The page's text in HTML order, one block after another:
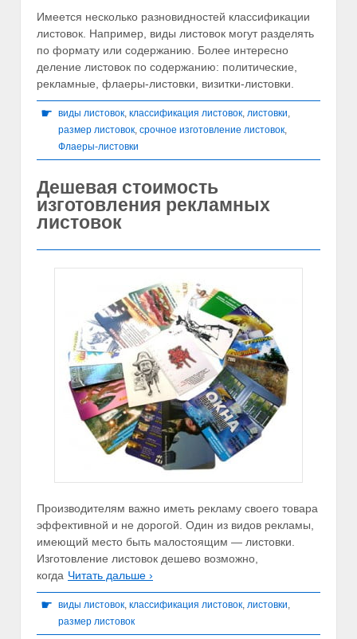
Имеется несколько разновидностей классификации
листовок. Например, виды листовок могут разделять
по формату или содержанию. Более интересно
деление листовок по содержанию: политические,
рекламные, флаеры-листовки, визитки-листовки.
☛ виды листовок, классификация листовок, листовки,
размер листовок, срочное изготовление листовок,
Флаеры-листовки
Дешевая стоимость
изготовления рекламных
листовок
Производителям важно иметь рекламу своего товара
эффективной и не дорогой. Один из видов рекламы,
имеющий место быть малостоящим — листовки.
Изготовление листовок дешево возможно,
когда Читать дальше ›
☛ виды листовок, классификация листовок, листовки,
размер листовок